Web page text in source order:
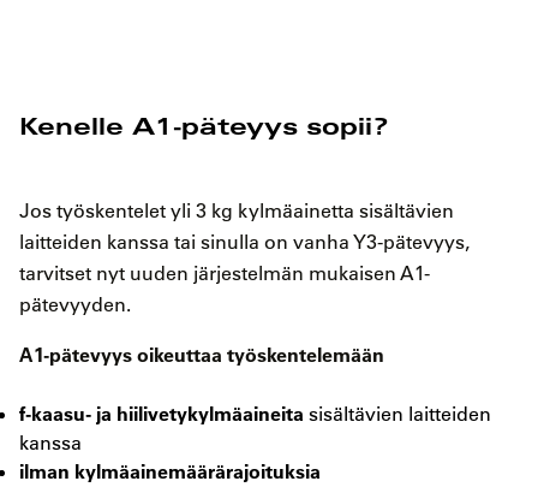
Kenelle A1-päteyys sopii?
Jos työskentelet yli 3 kg kylmäainetta sisältävien
laitteiden kanssa tai sinulla on vanha Y3-pätevyys,
tarvitset nyt uuden järjestelmän mukaisen A1-
pätevyyden.
A1-pätevyys oikeuttaa työskentelemään
f-kaasu- ja hiilivetykylmäaineita sisältävien laitteiden
kanssa
ilman kylmäainemäärärajoituksia